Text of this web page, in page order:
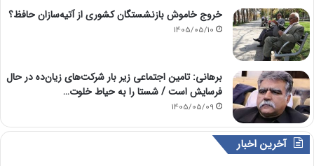
خروج خاموش بازنشستگان کشوری از آتیه‌سازان حافظ؟
1405/05/10
برهانی: تامین اجتماعی زیر بار شرکت‌های زیان‌ده در حال
فرسایش است / شستا را به حیاط خلوت…
1405/05/09
آخرین اخبار